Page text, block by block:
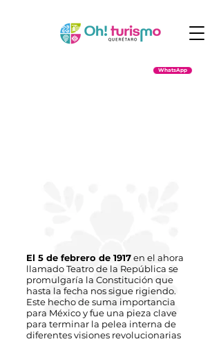
WhatsApp
El 5 de febrero de 1917en el ahora
llamado Teatro de la República se
promulgaría la Constitución que
hasta la fecha nos sigue rigiendo.
Este hecho de suma importancia
para México y fue una pieza clave
para terminar la pelea interna de
diferentes visiones revolucionarias